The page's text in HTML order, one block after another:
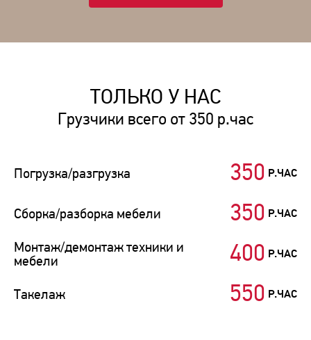
ТОЛЬКО У НАС
Грузчики всего от 350 р.час
Погрузка/разгрузка 350 Р.ЧАС
Сборка/разборка мебели 350 Р.ЧАС
Монтаж/демонтаж техники и
мебели
400 Р.ЧАС
Такелаж 550 Р.ЧАС